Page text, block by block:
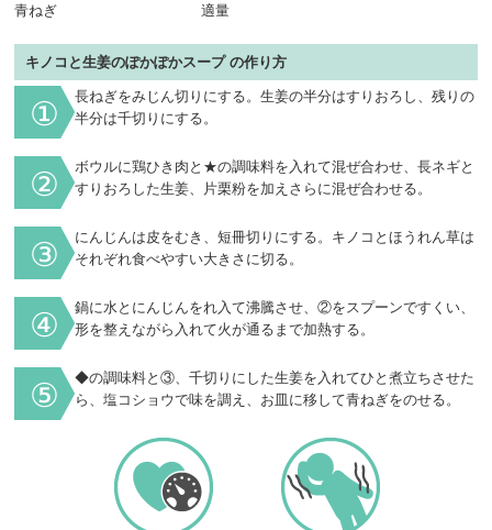
青ねぎ
適量
キノコと生姜のぽかぽかスープ の作り方
①
長ねぎをみじん切りにする。生姜の半分はすりおろし、残りの
半分は千切りにする。
②
ボウルに鶏ひき肉と★の調味料を入れて混ぜ合わせ、長ネギと
すりおろした生姜、片栗粉を加えさらに混ぜ合わせる。
③
にんじんは皮をむき、短冊切りにする。キノコとほうれん草は
それぞれ食べやすい大きさに切る。
④
鍋に水とにんじんをれ入て沸騰させ、②をスプーンですくい、
形を整えながら入れて火が通るまで加熱する。
⑤
◆の調味料と③、千切りにした生姜を入れてひと煮立ちさせた
ら、塩コショウで味を調え、お皿に移して青ねぎをのせる。